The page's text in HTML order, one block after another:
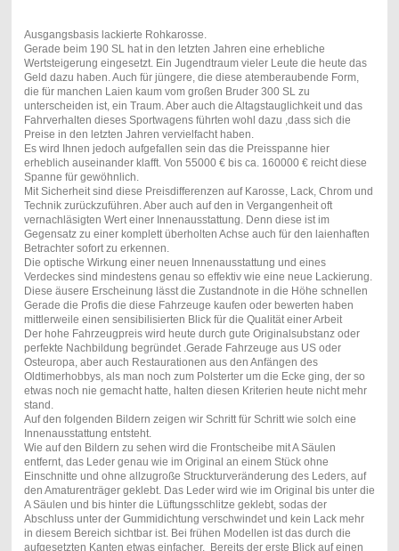
Ausgangsbasis lackierte Rohkarosse.
Gerade beim 190 SL hat in den letzten Jahren eine erhebliche
Wertsteigerung eingesetzt. Ein Jugendtraum vieler Leute die heute das
Geld dazu haben. Auch für jüngere, die diese atemberaubende Form,
die für manchen Laien kaum vom großen Bruder 300 SL zu
unterscheiden ist, ein Traum. Aber auch die Altagstauglichkeit und das
Fahrverhalten dieses Sportwagens führten wohl dazu ,dass sich die
Preise in den letzten Jahren vervielfacht haben.
Es wird Ihnen jedoch aufgefallen sein das die Preisspanne hier
erheblich auseinander klafft. Von 55000 € bis ca. 160000 € reicht diese
Spanne für gewöhnlich.
Mit Sicherheit sind diese Preisdifferenzen auf Karosse, Lack, Chrom und
Technik zurückzuführen. Aber auch auf den in Vergangenheit oft
vernachläsigten Wert einer Innenausstattung. Denn diese ist im
Gegensatz zu einer komplett überholten Achse auch für den laienhaften
Betrachter sofort zu erkennen.
Die optische Wirkung einer neuen Innenausstattung und eines
Verdeckes sind mindestens genau so effektiv wie eine neue Lackierung.
Diese äusere Erscheinung lässt die Zustandnote in die Höhe schnellen
Gerade die Profis die diese Fahrzeuge kaufen oder bewerten haben
mittlerweile einen sensibilisierten Blick für die Qualität einer Arbeit
Der hohe Fahrzeugpreis wird heute durch gute Originalsubstanz oder
perfekte Nachbildung begründet .Gerade Fahrzeuge aus US oder
Osteuropa, aber auch Restaurationen aus den Anfängen des
Oldtimerhobbys, als man noch zum Polsterter um die Ecke ging, der so
etwas noch nie gemacht hatte, halten diesen Kriterien heute nicht mehr
stand.
Auf den folgenden Bildern zeigen wir Schritt für Schritt wie solch eine
Innenausstattung entsteht.
Wie auf den Bildern zu sehen wird die Frontscheibe mit A Säulen
entfernt, das Leder genau wie im Original an einem Stück ohne
Einschnitte und ohne allzugroße Struckturveränderung des Leders, auf
den Amaturenträger geklebt. Das Leder wird wie im Original bis unter die
A Säulen und bis hinter die Lüftungsschlitze geklebt, sodas der
Abschluss unter der Gummidichtung verschwindet und kein Lack mehr
in diesem Bereich sichtbar ist. Bei frühen Modellen ist das durch die
aufgesetzten Kanten etwas einfacher. Bereits der erste Blick auf einen